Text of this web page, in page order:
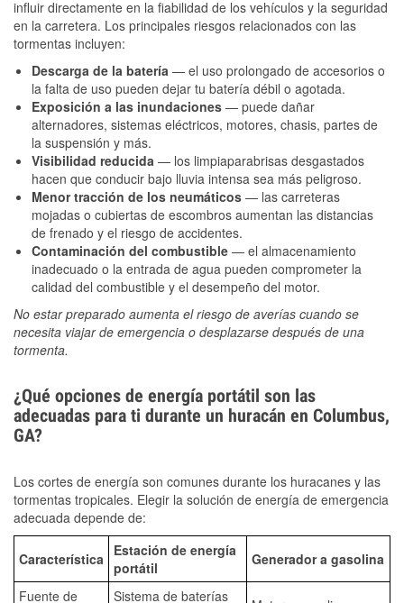
influir directamente en la fiabilidad de los vehículos y la seguridad
en la carretera. Los principales riesgos relacionados con las
tormentas incluyen:
Descarga de la batería — el uso prolongado de accesorios o
la falta de uso pueden dejar tu batería débil o agotada.
Exposición a las inundaciones — puede dañar
alternadores, sistemas eléctricos, motores, chasis, partes de
la suspensión y más.
Visibilidad reducida — los limpiaparabrisas desgastados
hacen que conducir bajo lluvia intensa sea más peligroso.
Menor tracción de los neumáticos — las carreteras
mojadas o cubiertas de escombros aumentan las distancias
de frenado y el riesgo de accidentes.
Contaminación del combustible — el almacenamiento
inadecuado o la entrada de agua pueden comprometer la
calidad del combustible y el desempeño del motor.
No estar preparado aumenta el riesgo de averías cuando se
necesita viajar de emergencia o desplazarse después de una
tormenta.
¿Qué opciones de energía portátil son las
adecuadas para ti durante un huracán en Columbus,
GA?
Los cortes de energía son comunes durante los huracanes y las
tormentas tropicales. Elegir la solución de energía de emergencia
adecuada depende de:
Característica
Estación de energía
portátil
Generador a gasolina
Fuente de Sistema de baterías